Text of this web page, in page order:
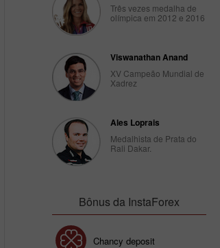
Três vezes medalha de
olímpica em 2012 e 2016
Viswanathan Anand
XV Campeão Mundial de
Xadrez
Ales Loprais
Medalhista de Prata do
Rali Dakar.
Bônus da InstaForex
Chancy deposit